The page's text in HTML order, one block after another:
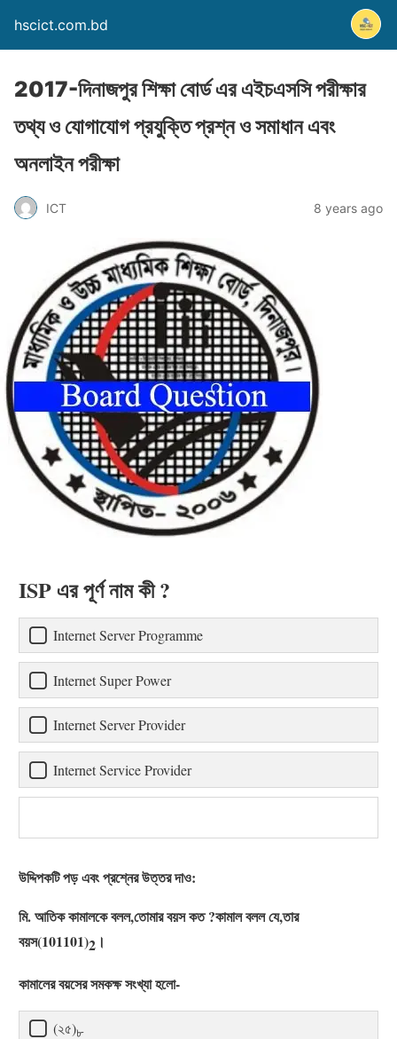
hscict.com.bd
2017-দিনাজপুর শিক্ষা বোর্ড এর এইচএসসি পরীক্ষার
তথ্য ও যোগাযোগ প্রযুক্তি প্রশ্ন ও সমাধান এবং
অনলাইন পরীক্ষা
ICT 8 years ago
ISP এর পূর্ণ নাম কী ?
Internet Server Programme
Internet Super Power
Internet Server Provider
Internet Service Provider
উদ্দিপকটি পড় এবং প্রশ্নের উত্তর দাও:
মি. আতিক কামালকে বলল,তোমার বয়স কত ?কামাল বলল যে,তার
বয়স(101101)2 ।
কামালের বয়সের সমকক্ষ সংখ্যা হলো-
(২৫)৮